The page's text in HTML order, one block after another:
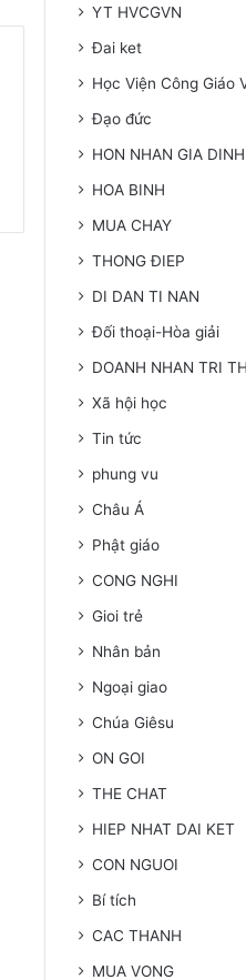
YT HVCGVN
Đai ket
Học Viện Công Giáo
Đạo đức
HON NHAN GIA DINH
HOA BINH
MUA CHAY
THONG ĐIEP
DI DAN TI NAN
Đối thoại-Hòa giải
DOANH NHAN TRI
Xã hội học
Tin tức
phung vu
Châu Á
Phật giáo
CONG NGHI
Gioi trẻ
Nhân bản
Ngoại giao
Chúa Giêsu
ON GOI
THE CHAT
HIEP NHAT DAI KET
CON NGUOI
Bí tích
CAC THANH
MUA VONG